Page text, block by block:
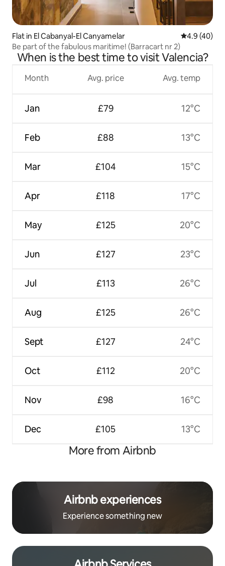
Flat in El Cabanyal-El Canyamelar 4.9 out of 5
4.9 (40)
Be part of the fabulous maritime! (Barracart nr 2)
When is the best time to visit Valencia?
Month
Jan
Feb
Mar
Apr
May
Jun
Jul
Aug
Sept
Oct
Nov
Dec
Avg. price
£79
£88
£104
£118
£125
£127
£113
£125
£127
£112
£98
£105
Avg. temp
12°C
13°C
15°C
17°C
20°C
23°C
26°C
26°C
24°C
20°C
16°C
13°C
More from Airbnb
Airbnb experiences
Experience something new